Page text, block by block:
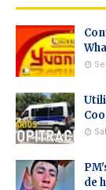
de